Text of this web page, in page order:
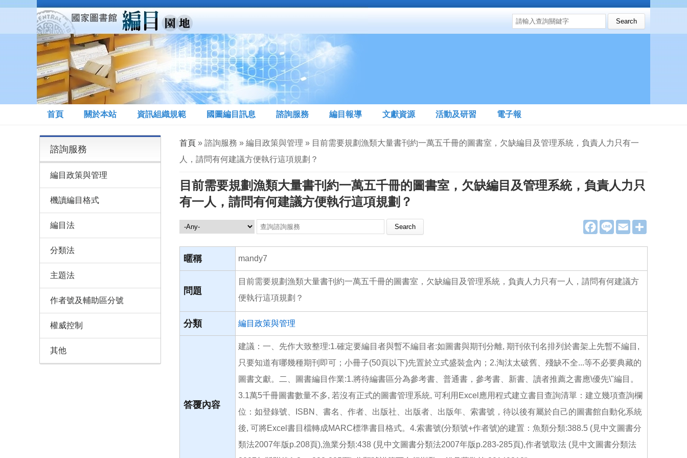
移至主內容
搜尋表單
Search this site
首頁 關於本站 資訊組織規範 國圖編目訊息 諮詢服務 編目報導 文獻資源 活動及研習 電子報
您在這裡
首頁» 諮詢服務 » 編目政策與管理 » 目前需要規劃漁類大量書刊約一萬五千冊的圖書室，欠缺編目及管理系統，負責人力只有一
人，請問有何建議方便執行這項規劃？
目前需要規劃漁類大量書刊約一萬五千冊的圖書室，欠缺編目及管理系統，負責人力只
有一人，請問有何建議方便執行這項規劃？
F
a
e
o
k
L
e
E
m
i
諮詢服務 Search this site
暱稱 mandy7
問題
目前需要規劃漁類大量書刊約一萬五千冊的圖書室，欠缺編目及管理系統，負責人力只有一人，請問有何建議方
便執行這項規劃？
分類 編目政策與管理
答覆內容
建議：一、先作大致整理:1.確定要編目者與暫不編目者:如圖書與期刊分離, 期刊依刊名排列於書架上先暫不編目,
只要知道有哪幾種期刊即可；小冊子(50頁以下)先置於立式盛裝盒內；2.淘汰太破舊、殘缺不全...等不必要典藏的
圖書文獻。二、圖書編目作業:1.將待編書區分為參考書、普通書，參考書、新書、讀者推薦之書應\優先\"編目。
3.1萬5千冊圖書數量不多, 若沒有正式的圖書管理系統, 可利用Excel應用程式建立書目查詢清單：建立幾項查詢欄
位：如登錄號、ISBN、書名、作者、出版社、出版者、出版年、索書號，待以後有屬於自己的圖書館自動化系統
後, 可將Excel書目檔轉成MARC標準書目格式。4.索書號(分類號+作者號)的建置：魚類分類:388.5 (見中文圖書分
類法2007年版p.208頁),漁業分類:438 (見中文圖書分類法2007年版p.283-285頁),作者號取法 (見中文圖書分類法
諮詢服務
編目政策與管理
機讀編目格式
編目法
分類法
主題法
作者號及輔助區分號
權威控制
其他